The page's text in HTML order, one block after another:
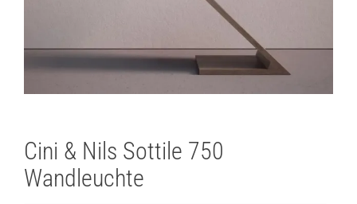
Cini & Nils Sottile 750
Wandleuchte